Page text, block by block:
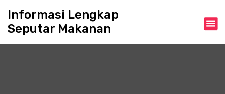
Informasi Lengkap
Seputar Makanan